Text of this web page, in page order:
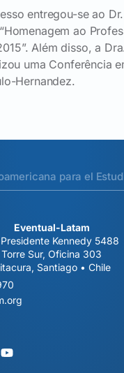
entregou-se ao
ao
Além disso, a
uma Conferência
Hernandez.
para el
Eventual-Latam
Kennedy 5488
Torre Sur, Oficina 303
Santiago • Chile